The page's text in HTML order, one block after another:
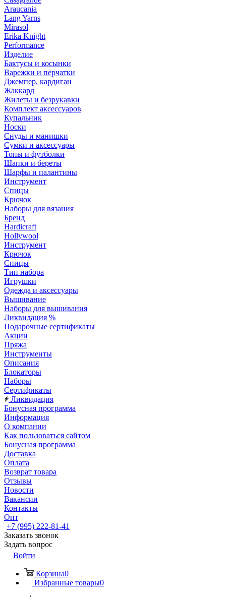
Araucania
Lang Yarns
Mirasol
Erika Knight
Performance
Изделие
Бактусы и косынки
Варежки и перчатки
Джемпер, кардиган
Жаккард
Жилеты и безрукавки
Комплект аксессуаров
Купальник
Носки
Снуды и манишки
Сумки и аксессуары
Топы и футболки
Шапки и береты
Шарфы и палантины
Инструмент
Спицы
Крючок
Наборы для вязания
Бренд
Hardicraft
Hollywool
Инструмент
Крючок
Спицы
Тип набора
Игрушки
Одежда и аксессуары
Вышивание
Наборы для вышивания
Ликвидация %
Подарочные сертификаты
Акции
Пряжа
Инструменты
Описания
Блокаторы
Наборы
Сертификаты
Ликвидация
Бонусная программа
Информация
О компании
Как пользоваться сайтом
Бонусная программа
Доставка
Оплата
Возврат товара
Отзывы
Новости
Вакансии
Контакты
Опт
+7 (995) 222-81-41
Заказать звонок
Задать вопрос
Войти
Корзина0
Избранные товары0